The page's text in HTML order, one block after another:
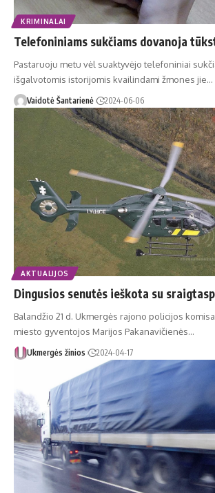
KRIMINALAI
Telefoniniams sukčiams dovanoja
Pastaruoju metu vėl suaktyvėjo telefoniniai
išgalvotomis istorijomis kvailindami žmones jie…
Vaidotė Šantarienė 2024-06-06
AKTUALIJOS
Dingusios senutės ieškota su
Balandžio 21 d. Ukmergės rajono policijos
miesto gyventojos Marijos Pakanavičienės…
Ukmergės žinios 2024-04-17